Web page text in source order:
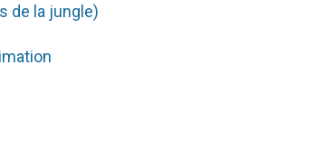
de la jungle)